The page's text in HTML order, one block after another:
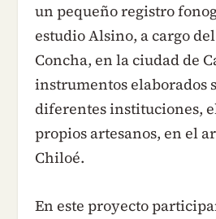
un pequeño registro
estudio Alsino, a cargo
Concha, en la ciudad de
instrumentos elaborados
diferentes instituciones,
propios artesanos, en el
Chiloé.
En este proyecto